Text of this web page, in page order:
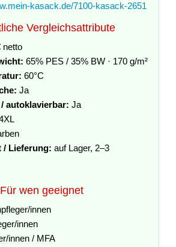
kasack.de/7100-kasack-2651
Vergleichsattribute
netto
65% PES / 35% BW · 170 g/m²
60°C
Ja
autoklavierbar: Ja
/ Lieferung: auf Lager, 2–3
Für wen geeignet
innen
innen
innen / MFA